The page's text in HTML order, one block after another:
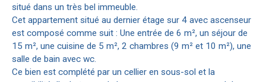
situé dans un très bel immeuble.
Cet appartement situé au dernier étage sur 4 avec ascenseur
est composé comme suit : Une entrée de 6 m², un séjour de
15 m², une cuisine de 5 m², 2 chambres (9 m² et 10 m²), une
salle de bain avec wc.
Ce bien est complété par un cellier en sous-sol et la